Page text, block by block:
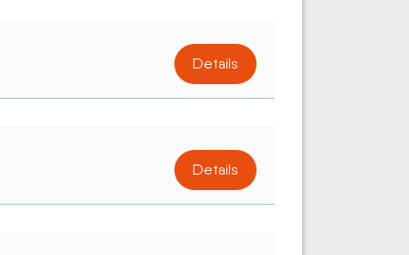
Details
Details